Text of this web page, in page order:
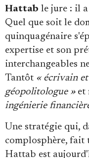
Hattab le jure : il a
Quel que soit le
quinquagénaire
expertise et son
interchangeables
Tantôt « écrivain
géopolitologue »et
ingénierie
Une stratégie qui,
complosphère,
Hattab est